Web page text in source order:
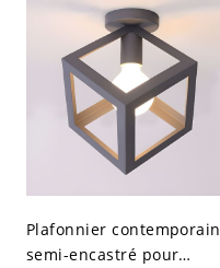
Plafonnier contemporain
semi-encastré pour